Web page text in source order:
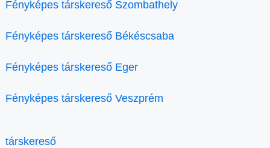
Fényképes társkereső Szombathely
Fényképes társkereső Békéscsaba
Fényképes társkereső Eger
Fényképes társkereső Veszprém
társkereső